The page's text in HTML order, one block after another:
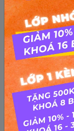
LÀM THẾ NÀO
GUITAR?
Với người mới bắt
giải, nó là một vấn
dưới đây sẽ là bí
căng cứng mà